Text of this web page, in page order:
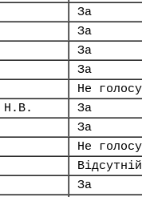
За
За
За
За
Не
Н.В.
За
За
Не
Відсутній
За